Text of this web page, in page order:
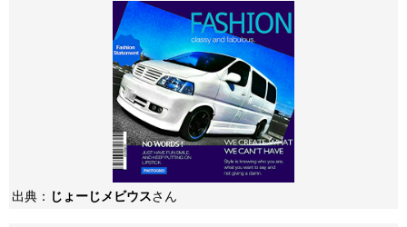
出典： じょーじメビウスさん